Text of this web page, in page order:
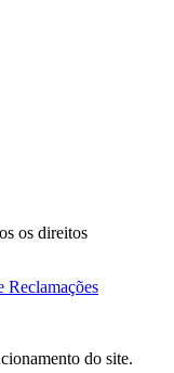
os direitos
Reclamações
do site.